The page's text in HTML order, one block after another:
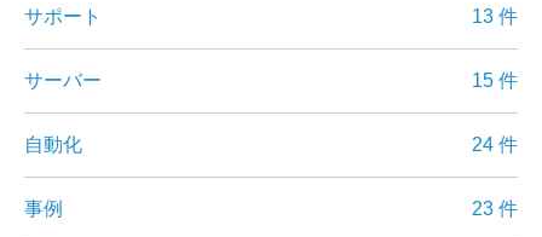
サポート 13 件
サーバー 15 件
自動化 24 件
事例 23 件